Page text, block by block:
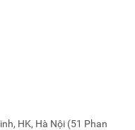
HK, Hà Nội (51 Phan